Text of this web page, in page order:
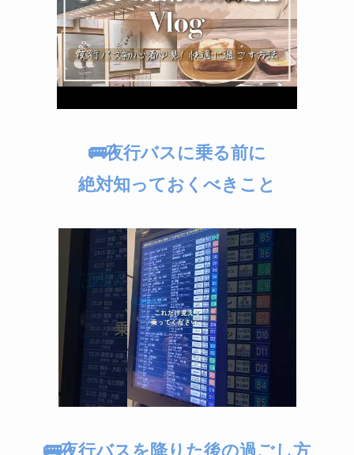
🚌夜行バスに乗る前に
絶対知っておくべきこと
🚌夜行バスを降りた後の過ごし方